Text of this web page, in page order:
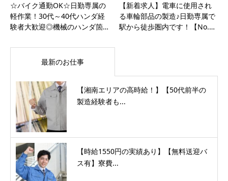
☆バイク通勤OK☆日勤専属の
軽作業！30代～40代ハンダ経
験者大歓迎◎機械のハンダ箇…
【新着求人】電車に使用され
る車輪部品の製造♪日勤専属で
駅から徒歩圏内です！【No.…
最新のお仕事
【湘南エリアの高時給！】【50代前半の
製造経験者も...
【時給1550円の実績あり】【無料送迎バ
ス有】寮費...